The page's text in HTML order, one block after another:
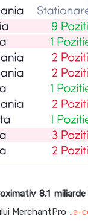
8,1
MerchantPro „e-